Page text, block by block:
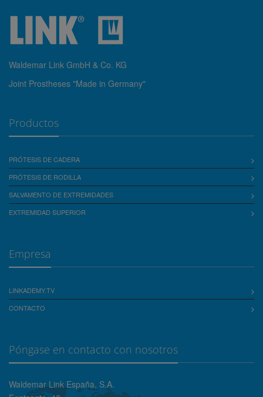
Waldemar Link GmbH & Co. KG
Joint Prostheses "Made in Germany"
Productos
PRÓTESIS DE CADERA
PRÓTESIS DE RODILLA
SALVAMENTO DE EXTREMIDADES
EXTREMIDAD SUPERIOR
Empresa
LINKADEMY.TV
CONTACTO
Póngase en contacto con nosotros
Waldemar Link España, S.A.